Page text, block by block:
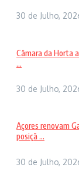
30 de Julho,
Câmara da Horta
...
30 de Julho,
Açores renovam
posiçã ...
30 de Julho,